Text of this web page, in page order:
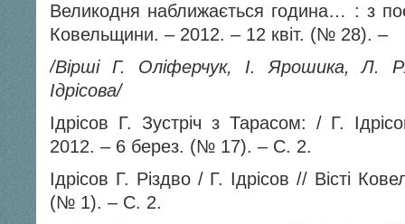
Великодня наближається година… : з
Ковельщини. – 2012. – 12 квіт. (№ 28).
/Вірші Г. Оліферчук, І. Ярошика, Л.
Ідрісова/
Ідрісов Г. Зустріч з Тарасом: / Г.
2012. – 6 берез. (№ 17). – С. 2.
Ідрісов Г. Різдво / Г. Ідрісов // Вісті
(№ 1). – С. 2.